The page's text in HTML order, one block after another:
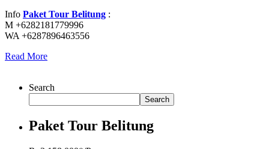
Info Paket Tour Belitung :
M +6282181779996
WA +6287896463556
Read More
Search
Search
Paket Tour Belitung